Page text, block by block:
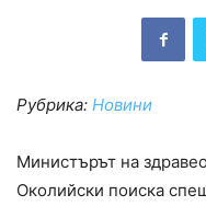
Рубрика: Новини
Министърът на
Околийски поиска